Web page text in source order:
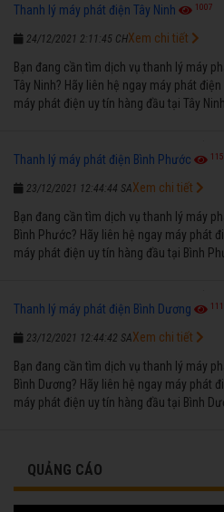
Thanh lý máy phát điện Tây Ninh 1007
24/12/2021 2:11:45 CH
Bạn đang cần tìm dịch vụ thanh lý máy
Tây Ninh? Hãy liên hệ ngay máy phát
máy phát điện uy tín hàng đầu tại Tây
Xem chi tiết
Thanh lý máy phát điện Bình Phước
23/12/2021 12:44:44 SA
Bạn đang cần tìm dịch vụ thanh lý máy
Bình Phước? Hãy liên hệ ngay máy phát
máy phát điện uy tín hàng đầu tại Bình
Xem chi tiết
Thanh lý máy phát điện Bình Dương
23/12/2021 12:44:42 SA
Bạn đang cần tìm dịch vụ thanh lý máy
Bình Dương? Hãy liên hệ ngay máy phát
máy phát điện uy tín hàng đầu tại Bình
Xem chi tiết
QUẢNG CÁO